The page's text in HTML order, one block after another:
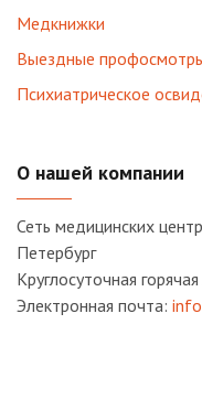
Медкнижки
Выездные
Психиатрическое
О нашей компании
Сеть медицинских
Петербург
Круглосуточная
Электронная почта: